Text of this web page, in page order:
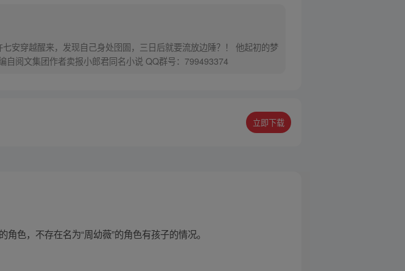
安穿越醒来，发现自己身处囹圄，三日后就要流放边陲？！ 他起初的梦
阅文集团作者卖报小郎君同名小说 QQ群号：799493374
立即下载
色，不存在名为“周幼薇”的角色有孩子的情况。